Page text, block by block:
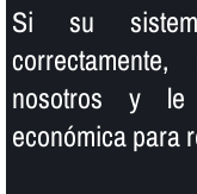
Si su
nosotros y le
económica para